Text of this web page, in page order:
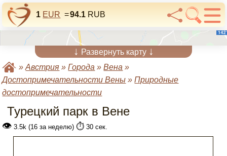
1 EUR =94.1 RUB
↓ Развернуть карту ↓
»Австрия »Города »Вена »
Достопримечательности Вены »Природные
достопримечательности
Турецкий парк в Вене
👁 3.5k (16 за неделю) ⏱️ 30 сек.